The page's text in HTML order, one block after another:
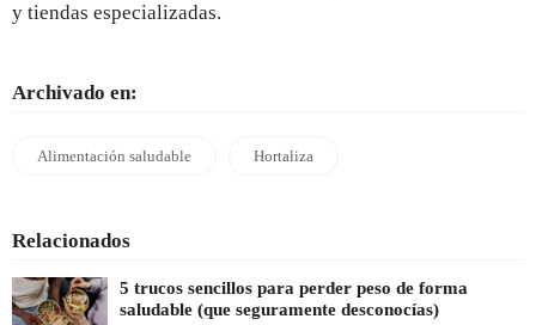
y tiendas especializadas.
Archivado en:
Alimentación saludable Hortaliza
Relacionados
5 trucos sencillos para perder peso de forma
saludable (que seguramente desconocías)